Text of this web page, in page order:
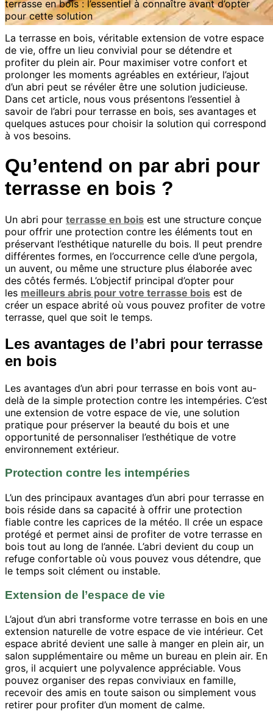
terrasse en bois : l’essentiel à connaître avant d’opter
pour cette solution
La terrasse en bois, véritable extension de votre espace
de vie, offre un lieu convivial pour se détendre et
profiter du plein air. Pour maximiser votre confort et
prolonger les moments agréables en extérieur, l’ajout
d’un abri peut se révéler être une solution judicieuse.
Dans cet article, nous vous présentons l’essentiel à
savoir de l’abri pour terrasse en bois, ses avantages et
quelques astuces pour choisir la solution qui correspond
à vos besoins.
Qu’entend on par abri pour
terrasse en bois ?
Un abri pour terrasse en bois est une structure conçue
pour offrir une protection contre les éléments tout en
préservant l’esthétique naturelle du bois. Il peut prendre
différentes formes, en l’occurrence celle d’une pergola,
un auvent, ou même une structure plus élaborée avec
des côtés fermés. L’objectif principal d’opter pour
les meilleurs abris pour votre terrasse bois est de
créer un espace abrité où vous pouvez profiter de votre
terrasse, quel que soit le temps.
Les avantages de l’abri pour terrasse
en bois
Les avantages d’un abri pour terrasse en bois vont au-
delà de la simple protection contre les intempéries. C’est
une extension de votre espace de vie, une solution
pratique pour préserver la beauté du bois et une
opportunité de personnaliser l’esthétique de votre
environnement extérieur.
Protection contre les intempéries
L’un des principaux avantages d’un abri pour terrasse en
bois réside dans sa capacité à offrir une protection
fiable contre les caprices de la météo. Il crée un espace
protégé et permet ainsi de profiter de votre terrasse en
bois tout au long de l’année. L’abri devient du coup un
refuge confortable où vous pouvez vous détendre, que
le temps soit clément ou instable.
Extension de l’espace de vie
L’ajout d’un abri transforme votre terrasse en bois en une
extension naturelle de votre espace de vie intérieur. Cet
espace abrité devient une salle à manger en plein air, un
salon supplémentaire ou même un bureau en plein air. En
gros, il acquiert une polyvalence appréciable. Vous
pouvez organiser des repas conviviaux en famille,
recevoir des amis en toute saison ou simplement vous
retirer pour profiter d’un moment de calme.